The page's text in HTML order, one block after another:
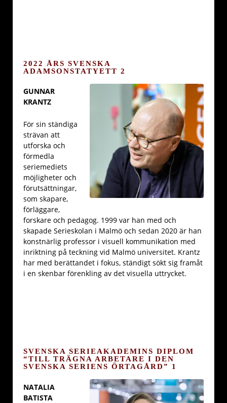
2022 ÅRS SVENSKA
ADAMSONSTATYETT 2
GUNNAR
KRANTZ
För sin ständiga
strävan att
utforska och
förmedla
seriemediets
möjligheter och
förutsättningar,
som skapare,
förläggare,
forskare och pedagog. 1999 var han med och
skapade Serieskolan i Malmö och sedan 2020 är han
konstnärlig professor i visuell kommunikation med
inriktning på teckning vid Malmö universitet. Krantz
har med berättandet i fokus, ständigt sökt sig framåt
i en skenbar förenkling av det visuella uttrycket.
SVENSKA SERIEAKADEMINS DIPLOM
“TILL TRÄGNA ARBETARE I DEN
SVENSKA SERIENS ÖRTAGÅRD” 1
NATALIA
BATISTA